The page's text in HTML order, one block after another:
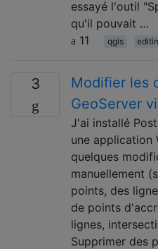
essayé l'outil
qu'il pouvait …
11
qgis
3
Modifier les
GeoServer
J'ai installé
une application
quelques
manuellement
points, des
de points
lignes,
Supprimer des